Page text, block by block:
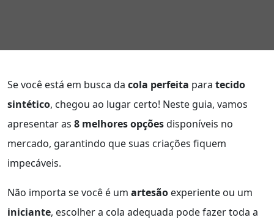
Se você está em busca da cola perfeita para tecido
sintético, chegou ao lugar certo! Neste guia, vamos
apresentar as 8 melhores opçõesdisponíveis no
mercado, garantindo que suas criações fiquem
impecáveis.
Não importa se você é um artesão experiente ou um
iniciante, escolher a cola adequada pode fazer toda a